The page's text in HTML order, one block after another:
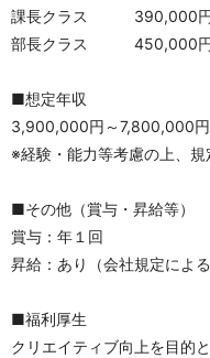
課長クラス　　　390,000
部長クラス　　　450,000
■想定年収
3,900,000円～7,800,000円
※経験・能力等考慮の上、規
■その他（賞与・昇給等）
賞与：年１回
昇給：あり（会社規定による
■福利厚生
クリエイティブ向上を目的